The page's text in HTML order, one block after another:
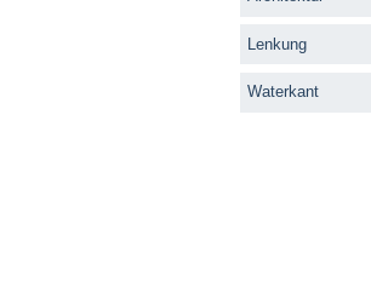
Lenkung
Waterkant